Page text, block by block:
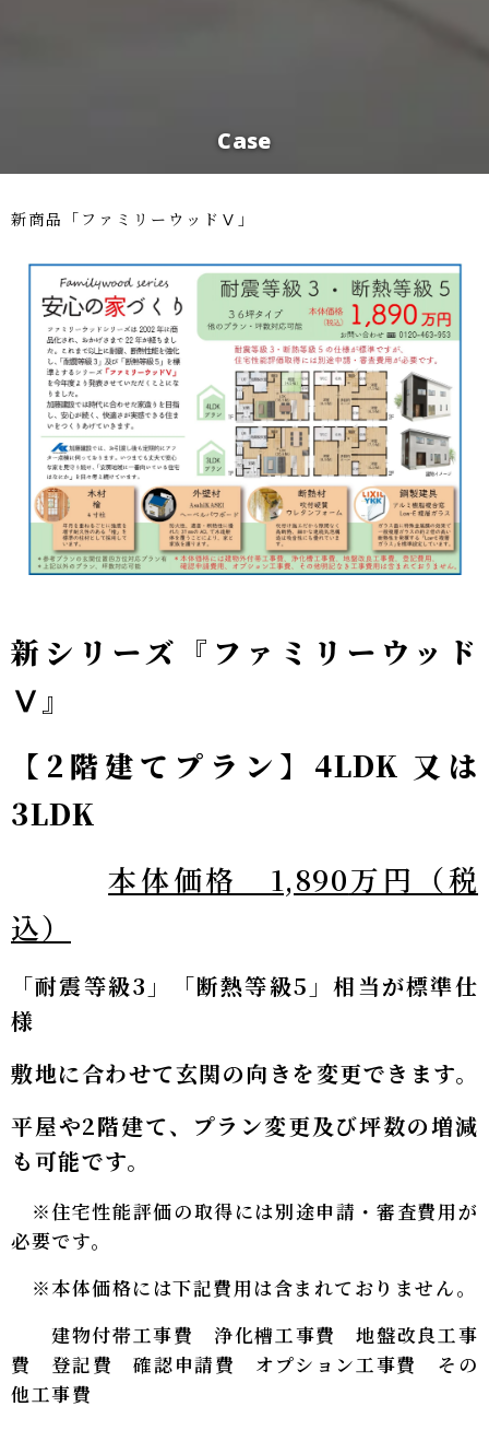
Case
新商品「ファミリーウッドⅤ」
新シリーズ『ファミリーウッド
Ⅴ』
【2階建てプラン】4LDK 又は
3LDK
本体価格 1,890万円（税
込）
「耐震等級3」「断熱等級5」相当が標準仕
様
敷地に合わせて玄関の向きを変更できます。
平屋や2階建て、プラン変更及び坪数の増減
も可能です。
※住宅性能評価の取得には別途申請・審査費用が
必要です。
※本体価格には下記費用は含まれておりません。
建物付帯工事費 浄化槽工事費 地盤改良工事
費 登記費 確認申請費 オプション工事費 その
他工事費